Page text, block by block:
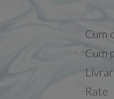
Cum
Cum
Rate